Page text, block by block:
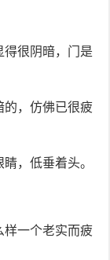
得很阴暗，门是
的，仿佛已很疲
，低垂着头。
样一个老实而疲